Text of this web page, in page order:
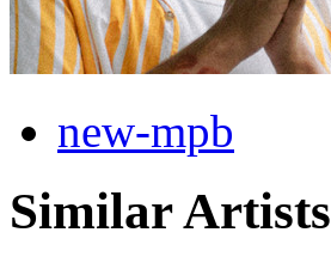
new-mpb
Similar Artists